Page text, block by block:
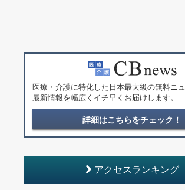
医療・介護に特化した日本最大級の無料ニュ
最新情報を幅広くイチ早くお届けします。
詳細はこちらをチェック！
アクセスランキング